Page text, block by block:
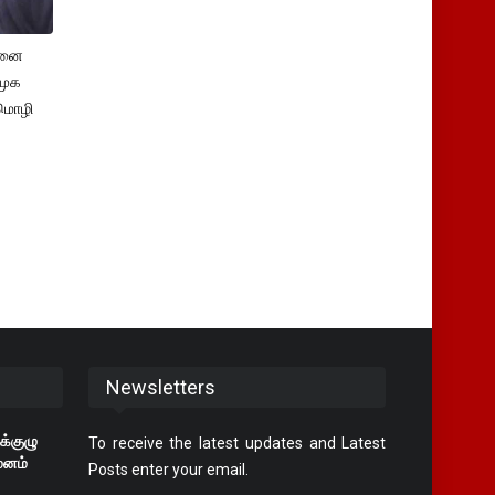
Newsletters
To receive the latest updates and Latest
Posts enter your email.